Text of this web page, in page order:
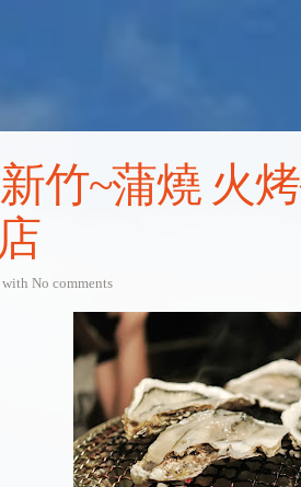
新竹~蒲燒 火
with No comments